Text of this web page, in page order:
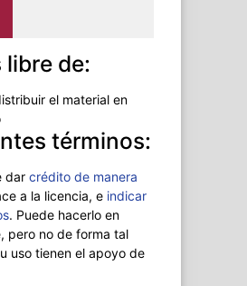
libre de:
el material en
términos:
dar crédito de manera
a la licencia, e indicar
. Puede hacerlo en
pero no de forma tal
uso tienen el apoyo de